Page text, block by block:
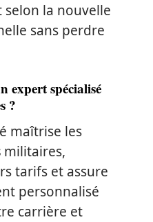
la nouvelle
sans perdre
expert spécialisé
?
maîtrise les
militaires,
tarifs et assure
personnalisé
carrière et